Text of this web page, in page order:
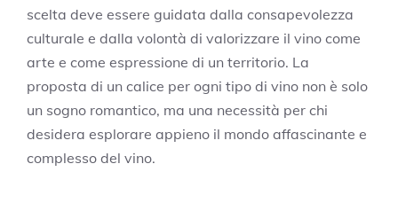
scelta deve essere guidata dalla consapevolezza
culturale e dalla volontà di valorizzare il vino come
arte e come espressione di un territorio. La
proposta di un calice per ogni tipo di vino non è solo
un sogno romantico, ma una necessità per chi
desidera esplorare appieno il mondo affascinante e
complesso del vino.